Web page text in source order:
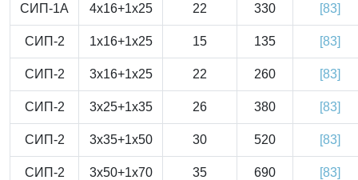
СИП-1А 4x16+1x25 22 330 [83]
СИП-2 1x16+1x25 15 135 [83]
СИП-2 3x16+1x25 22 260 [83]
СИП-2 3x25+1x35 26 380 [83]
СИП-2 3x35+1x50 30 520 [83]
СИП-2 3x50+1x70 35 690 [83]